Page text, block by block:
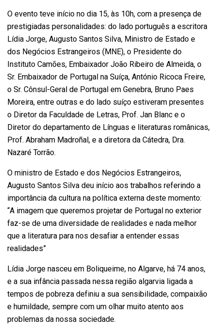
O evento teve início no dia 15, às 10h, com a presença de
prestigiadas personalidades: do lado português a escritora
Lídia Jorge, Augusto Santos Silva, Ministro de Estado e
dos Negócios Estrangeiros (MNE), o Presidente do
Instituto Camões, Embaixador João Ribeiro de Almeida, o
Sr. Embaixador de Portugal na Suíça, António Ricoca Freire,
o Sr. Cônsul-Geral de Portugal em Genebra, Bruno Paes
Moreira, entre outras e do lado suíço estiveram presentes
o Diretor da Faculdade de Letras, Prof. Jan Blanc e o
Diretor do departamento de Línguas e literaturas românicas,
Prof. Abraham Madroñal, e a diretora da Cátedra, Dra.
Nazaré Torrão.
O ministro de Estado e dos Negócios Estrangeiros,
Augusto Santos Silva deu início aos trabalhos referindo a
importância da cultura na política externa deste momento:
“A imagem que queremos projetar de Portugal no exterior
faz-se de uma diversidade de realidades e nada melhor
que a literatura para nos desafiar a entender essas
realidades”
Lídia Jorge nasceu em Boliqueime, no Algarve, há 74 anos,
e a sua infância passada nessa região algarvia ligada a
tempos de pobreza definiu a sua sensibilidade, compaixão
e humildade, sempre com um olhar muito atento aos
problemas da nossa sociedade.